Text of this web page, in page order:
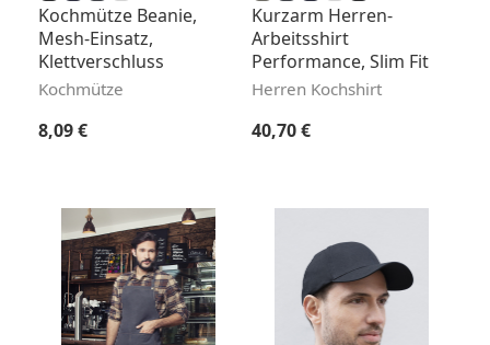
Kochmütze Beanie,
Mesh-Einsatz,
Klettverschluss
Kochmütze
Regulärer Preis:
8,09 €
Kurzarm Herren-
Arbeitsshirt
Performance, Slim Fit
Herren Kochshirt
Regulärer Preis:
40,70 €